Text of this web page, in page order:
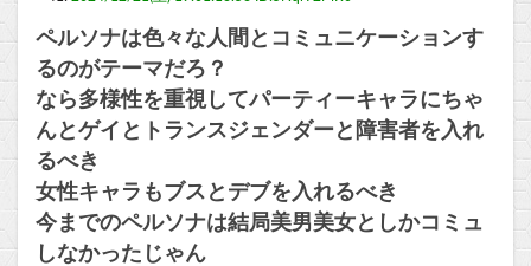
ペルソナは色々な人間とコミュニケーションす
るのがテーマだろ？
なら多様性を重視してパーティーキャラにちゃ
んとゲイとトランスジェンダーと障害者を入れ
るべき
女性キャラもブスとデブを入れるべき
今までのペルソナは結局美男美女としかコミュ
しなかったじゃん